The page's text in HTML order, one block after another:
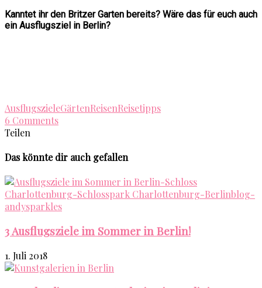
Kanntet ihr den Britzer Garten bereits? Wäre das für euch auch
ein Ausflugsziel in Berlin?
AusflugszieleGärtenReisenReisetipps
6 Comments
Teilen
Das könnte dir auch gefallen
3 Ausflugsziele im Sommer in Berlin!
1. Juli 2018